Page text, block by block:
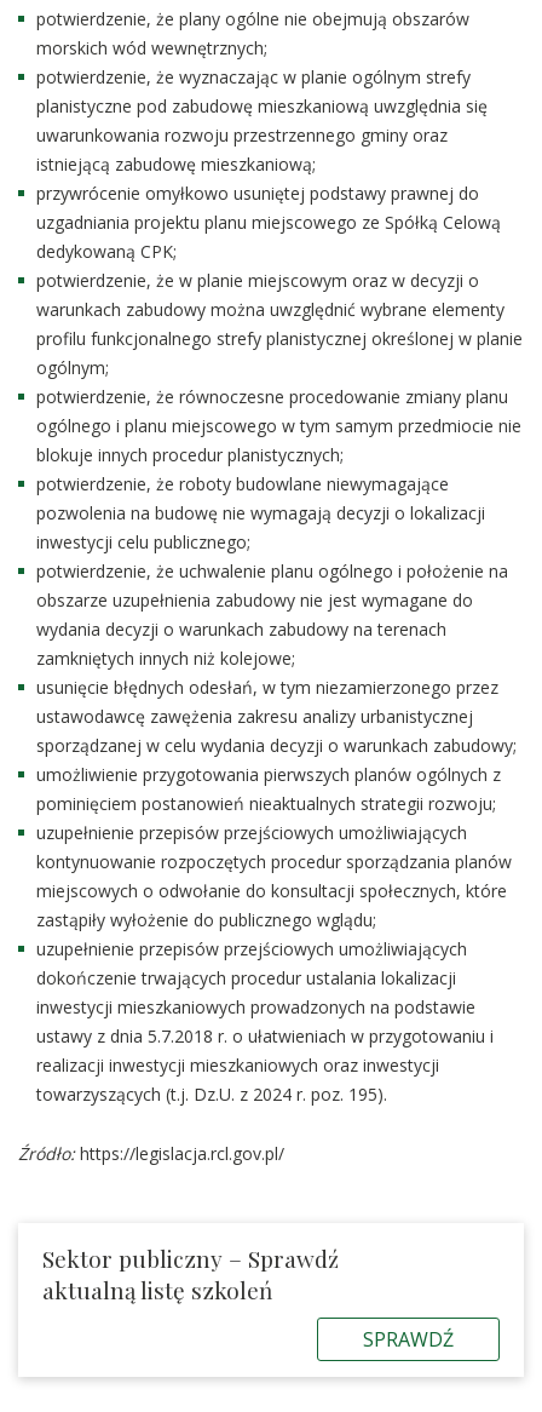
potwierdzenie, że plany ogólne nie obejmują obszarów
morskich wód wewnętrznych;
potwierdzenie, że wyznaczając w planie ogólnym strefy
planistyczne pod zabudowę mieszkaniową uwzględnia się
uwarunkowania rozwoju przestrzennego gminy oraz
istniejącą zabudowę mieszkaniową;
przywrócenie omyłkowo usuniętej podstawy prawnej do
uzgadniania projektu planu miejscowego ze Spółką Celową
dedykowaną CPK;
potwierdzenie, że w planie miejscowym oraz w decyzji o
warunkach zabudowy można uwzględnić wybrane elementy
profilu funkcjonalnego strefy planistycznej określonej w planie
ogólnym;
potwierdzenie, że równoczesne procedowanie zmiany planu
ogólnego i planu miejscowego w tym samym przedmiocie nie
blokuje innych procedur planistycznych;
potwierdzenie, że roboty budowlane niewymagające
pozwolenia na budowę nie wymagają decyzji o lokalizacji
inwestycji celu publicznego;
potwierdzenie, że uchwalenie planu ogólnego i położenie na
obszarze uzupełnienia zabudowy nie jest wymagane do
wydania decyzji o warunkach zabudowy na terenach
zamkniętych innych niż kolejowe;
usunięcie błędnych odesłań, w tym niezamierzonego przez
ustawodawcę zawężenia zakresu analizy urbanistycznej
sporządzanej w celu wydania decyzji o warunkach zabudowy;
umożliwienie przygotowania pierwszych planów ogólnych z
pominięciem postanowień nieaktualnych strategii rozwoju;
uzupełnienie przepisów przejściowych umożliwiających
kontynuowanie rozpoczętych procedur sporządzania planów
miejscowych o odwołanie do konsultacji społecznych, które
zastąpiły wyłożenie do publicznego wglądu;
uzupełnienie przepisów przejściowych umożliwiających
dokończenie trwających procedur ustalania lokalizacji
inwestycji mieszkaniowych prowadzonych na podstawie
ustawy z dnia 5.7.2018 r. o ułatwieniach w przygotowaniu i
realizacji inwestycji mieszkaniowych oraz inwestycji
towarzyszących (t.j. Dz.U. z 2024 r. poz. 195).
Źródło:https://legislacja.rcl.gov.pl/
Sektor publiczny – Sprawdź
aktualną listę szkoleń
SPRAWDŹ